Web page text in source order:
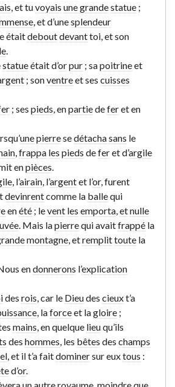
, et tuvoyais unegrandestatue ;
, et d’unesplendeur
étaitdeboutdevanttoi, et son
statueétait d’orpur ; sapoitrineet
; sonventreet ses cuisses
; ses pieds , enpartiedeferet en
unepierresedétachasans le
frappa les pieds deferet d’argile
enpièces
, l’airain , l’argentet l’or, furent
devinrentcomme la ballequi
enété ; levent les emporta etnulle
. Mais lapierrequi avaitfrappé la
montagne , etremplittoute la
Nous endonnerons l’explication
des rois , car le Dieudes cieuxt’a
, laforceet lagloire ;
mains , en quelque lieuqu’ils
des hommes , les bêtes des champs
, et il t’a faitdominersur euxtous :
d’or.
unautreroyaume moindreque